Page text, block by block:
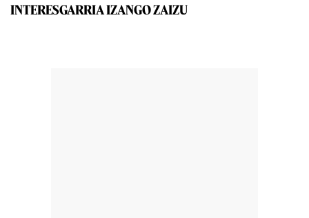
INTERESGARRIA IZANGO ZAIZU